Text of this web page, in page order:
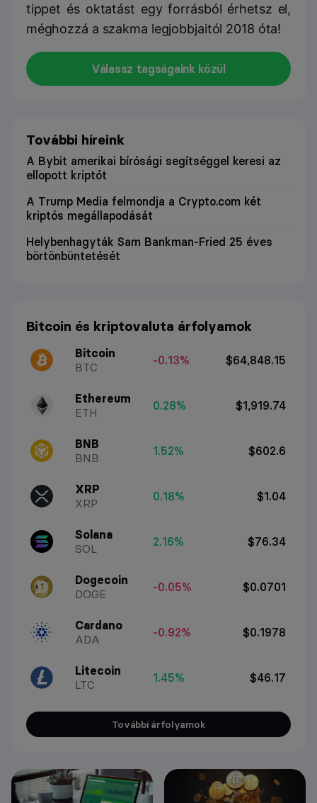
tippet és oktatást egy forrásból érhetsz el,
méghozzá a szakma legjobbjaitól 2018 óta!
Válassz tagságaink közül
További híreink
A Bybit amerikai bírósági segítséggel keresi az
ellopott kriptót
A Trump Media felmondja a Crypto.com két
kriptós megállapodását
Helybenhagyták Sam Bankman-Fried 25 éves
börtönbüntetését
Bitcoin és kriptovaluta árfolyamok
Bitcoin
BTC
-0.13% $64,848.15
Ethereum
ETH
0.28% $1,919.74
BNB
BNB
1.52% $602.6
XRP
XRP
0.18% $1.04
Solana
SOL
2.16% $76.34
Dogecoin
DOGE
-0.05% $0.0701
Cardano
ADA
-0.92% $0.1978
Litecoin
LTC
1.45% $46.17
További árfolyamok